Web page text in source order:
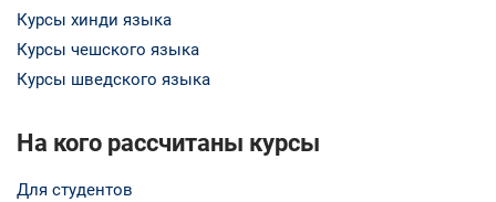
Курсы хинди языка
Курсы чешского языка
Курсы шведского языка
На кого рассчитаны курсы
Для студентов